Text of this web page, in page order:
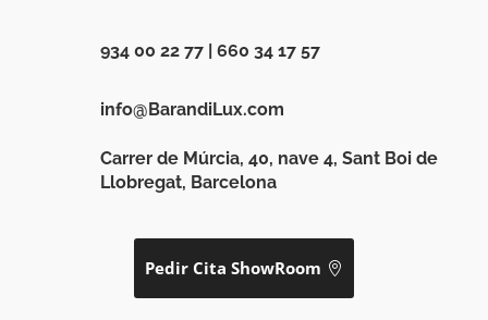
934 00 22 77| 660 34 17 57
info@BarandiLux.com
Carrer de Múrcia, 40, nave 4, Sant Boi de
Llobregat, Barcelona
Pedir Cita ShowRoom